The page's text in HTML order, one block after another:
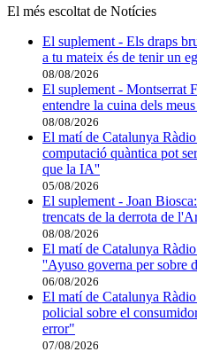
El més escoltat de Notícies
El suplement - Els draps
a tu mateix és de tenir un
08/08/2026
El suplement - Montserrat
entendre la cuina dels
08/08/2026
El matí de Catalunya
computació quàntica pot
que la IA''
05/08/2026
El suplement - Joan
trencats de la derrota de
08/08/2026
El matí de Catalunya
''Ayuso governa per sobre
06/08/2026
El matí de Catalunya
policial sobre el
error"
07/08/2026